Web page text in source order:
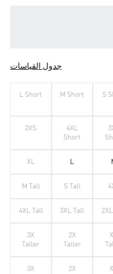
جدول القياسات
S
M Short
L Short
4XL
Short
2XS
L
XL
S Tall
M Tall
3XL Tall
4XL Tall
2X
Taller
3X
Taller
2X
3X